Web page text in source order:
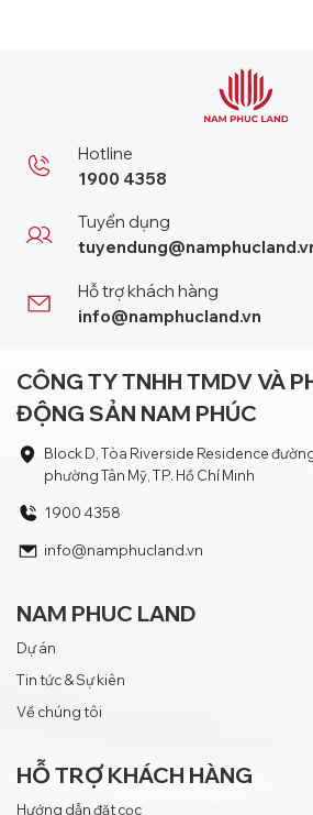
Hotline
1900 4358
Tuyển dụng
Hỗ trợ khách hàng
info@namphucland.vn
CÔNG TY TNHH TMDV VÀ
ĐỘNG SẢN NAM PHÚC
Block D, Tòa Riverside Residence
phường Tân Mỹ, TP. Hồ Chí Minh
1900 4358
info@namphucland.vn
NAM PHUC LAND
Dự án
Tin tức & Sự kiên
Về chúng tôi
HỖ TRỢ KHÁCH HÀNG
Hướng dẫn đặt cọc